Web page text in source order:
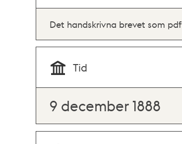
Det handskrivna brevet som pdf
Tid
9 december 1888